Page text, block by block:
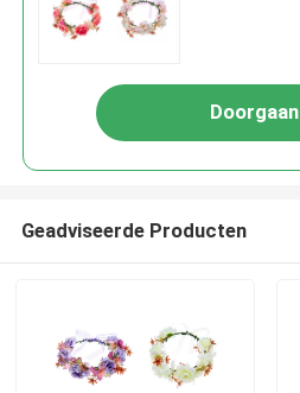
Doorgaan
Geadviseerde Producten